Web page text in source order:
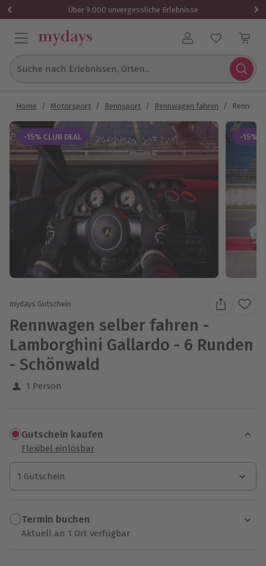
Über 9.000 unvergessliche Erlebnisse
Benutzerkonto
Suche nach Erlebnissen, Orten...
Home / Motorsport / Rennsport / Rennwagen fahren /
-15% CLUB DEAL -15%
mydays Gutschein
Rennwagen selber fahren -
Lamborghini Gallardo - 6 Runden
- Schönwald
1 Person
Gutschein kaufen
Flexibel einlösbar
1 Gutschein
1 Gutschein
1 Gutschein
Termin buchen
Aktuell an 1 Ort verfügbar